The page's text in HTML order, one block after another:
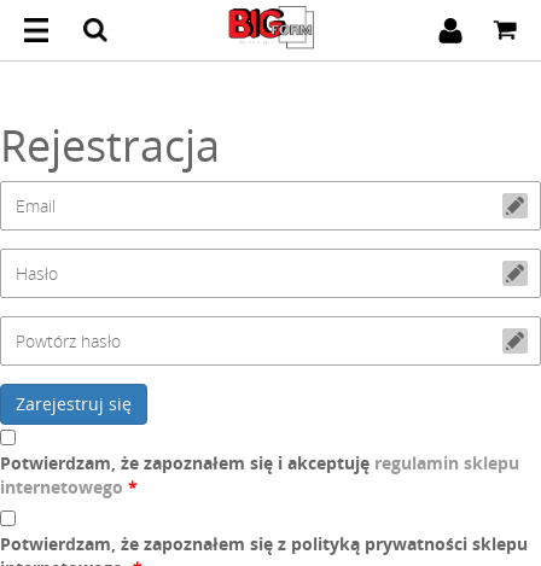
Rejestracja
Zarejestruj się
Potwierdzam, że zapoznałem się i akceptuję regulamin sklepu
internetowego *
Potwierdzam, że zapoznałem się z polityką prywatności sklepu